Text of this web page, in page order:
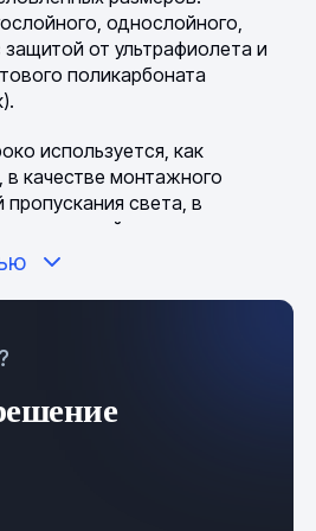
однослойного,
от ультрафиолета и
поликарбоната
используется, как
качестве монтажного
света, в
направлений, в коммунальном
в автодорожной отрасли, в
изделие, панели
инженерно-
условия минимально
состояние